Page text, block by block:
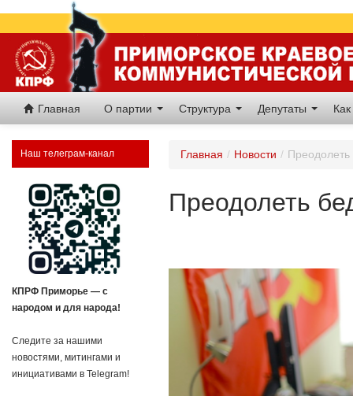
Главная О партии Структура Депутаты
Наш телеграм-канал
КПРФ Приморье — с
народом и для народа!
Следите за нашими
новостями, митингами и
инициативами в Telegram!
Главная / Новости /
Преодолеть